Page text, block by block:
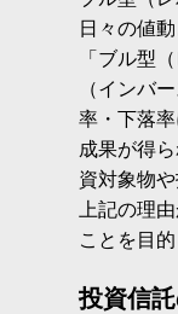
日々の値
「ブル型
（インバ
率・下落
成果が得
資対象物
上記の理
ことを目
投資信